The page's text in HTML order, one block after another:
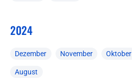
2024
Dezember November Oktober
August